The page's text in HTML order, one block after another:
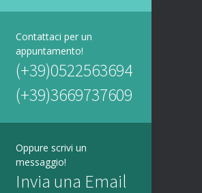
Contattaci per un
appuntamento!
(+39)0522563694
(+39)3669737609
Oppure scrivi un
messaggio!
Invia una Email